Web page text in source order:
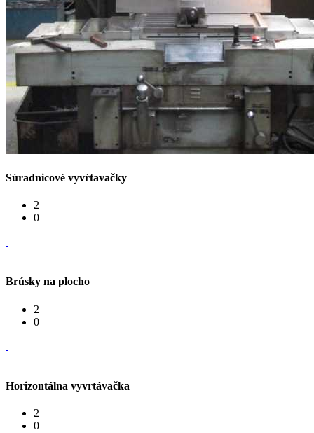
Súradnicové vyvŕtavačky
2
0
Brúsky na plocho
2
0
Horizontálna vyvrtávačka
2
0